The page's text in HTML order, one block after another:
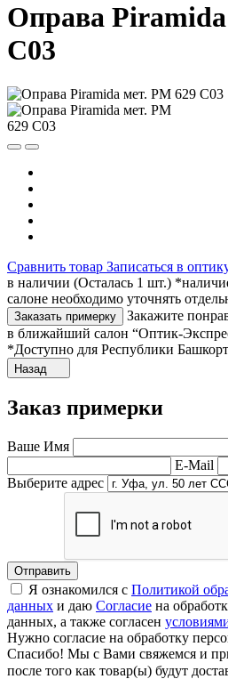
Оправа
C03
Сравнить товар Записаться в
в наличии (Осталась 1 шт.)
салоне необходимо уточнять
Заказать примерку
Закажите
в ближайший салон “Оптик-
*Доступно для Республики
Назад
Заказ примерки
Ваше Имя
E-Mail
Выберите адрес
Отправить
Я ознакомился с Политикой
данных и даю Согласие на
данных, а также согласен
Нужно согласие на обработку
Спасибо! Мы с Вами свяжемся и
после того как товар(ы) будут